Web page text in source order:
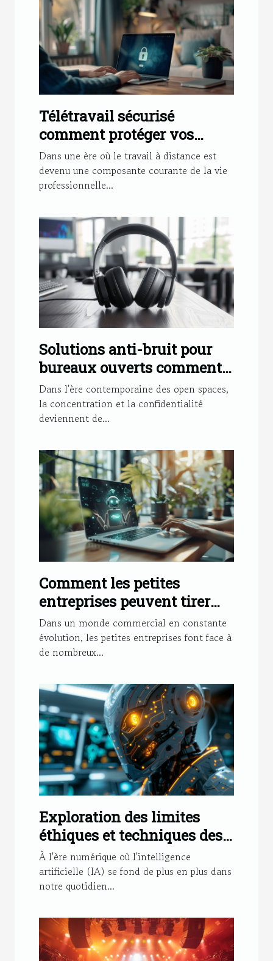
Télétravail sécurisé
comment protéger vos
données professionnelles à
domicile
Dans une ère où le travail à distance est
devenu une composante courante de la vie
professionnelle...
Solutions anti-bruit pour
bureaux ouverts comment
les écouteurs à réduction de
bruit changent la donne
Dans l'ère contemporaine des open spaces,
la concentration et la confidentialité
deviennent de...
Comment les petites
entreprises peuvent tirer
profit des chatbots
Dans un monde commercial en constante
évolution, les petites entreprises font face à
de nombreux...
Exploration des limites
éthiques et techniques des
chatbots basés sur l'IA
À l'ère numérique où l'intelligence
artificielle (IA) se fond de plus en plus dans
notre quotidien...